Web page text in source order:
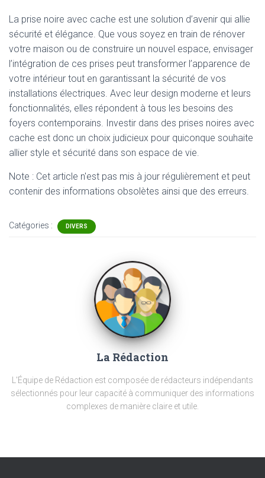
La prise noire avec cache est une solution d’avenir qui allie
sécurité et élégance. Que vous soyez en train de rénover
votre maison ou de construire un nouvel espace, envisager
l’intégration de ces prises peut transformer l’apparence de
votre intérieur tout en garantissant la sécurité de vos
installations électriques. Avec leur design moderne et leurs
fonctionnalités, elles répondent à tous les besoins des
foyers contemporains. Investir dans des prises noires avec
cache est donc un choix judicieux pour quiconque souhaite
allier style et sécurité dans son espace de vie.
Note : Cet article n'est pas mis à jour régulièrement et peut
contenir des informations obsolètes ainsi que des erreurs.
Catégories : DIVERS
La Rédaction
L'Équipe de Rédaction est composée de rédacteurs indépendants
sélectionnés pour leur capacité à communiquer des informations
complexes de manière claire et utile.